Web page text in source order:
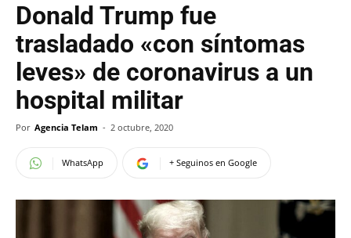
Donald Trump fue
trasladado «con síntomas
leves» de coronavirus a un
hospital militar
Por Agencia Telam - 2 octubre, 2020
WhatsApp + Seguinos en Google